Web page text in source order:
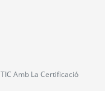
Amb La Certificació